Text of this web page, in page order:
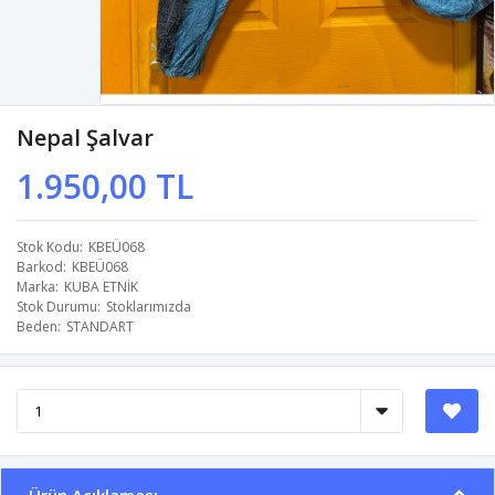
Nepal Şalvar
1.950,00 TL
Stok Kodu KBEÜ068
Barkod KBEÜ068
Marka KUBA ETNİK
Stok Durumu Stoklarımızda
Beden STANDART